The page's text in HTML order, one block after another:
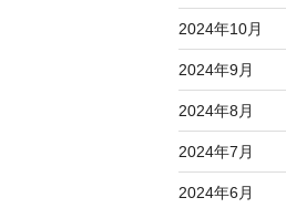
2024年10月
2024年9月
2024年8月
2024年7月
2024年6月